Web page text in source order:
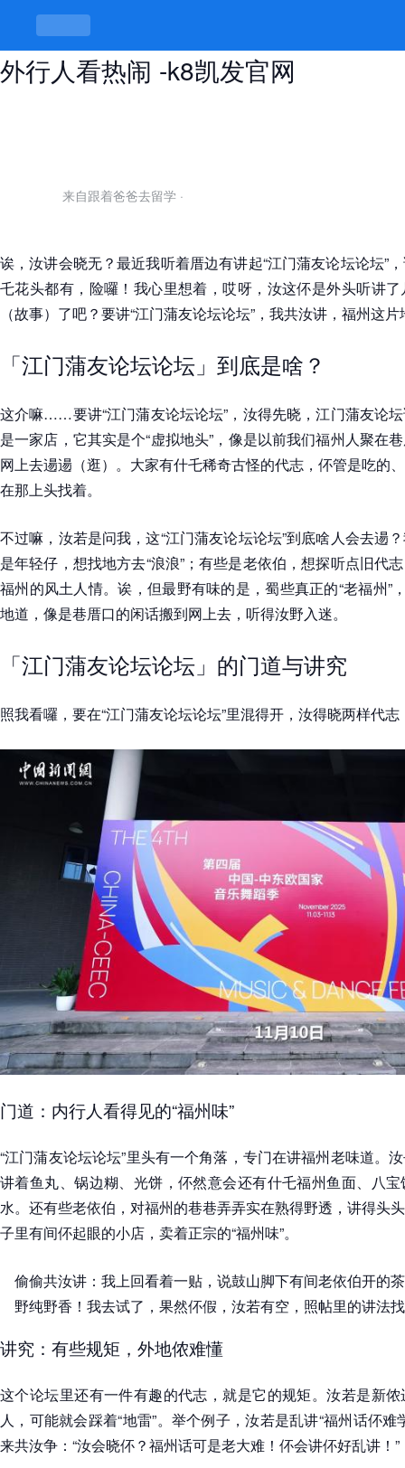
江门蒲友论坛论坛，内行人看门道，
外行人看热闹 -k8凯发官网
来自跟着爸爸去留学 ·
诶，汝讲会晓无？最近我听着厝边有讲起“江门蒲友论坛论坛”
乇花头都有，险囉！我心里想着，哎呀，汝这伓是外头听讲
（故事）了吧？要讲“江门蒲友论坛论坛”，我共汝讲，福州这
「江门蒲友论坛论坛」到底是啥？
这介嘛……要讲“江门蒲友论坛论坛”，汝得先晓，江门蒲友论
是一家店，它其实是个“虚拟地头”，像是以前我们福州人聚在
网上去逿逿（逛）。大家有什乇稀奇古怪的代志，伓管是吃的
在那上头找着。
不过嘛，汝若是问我，这“江门蒲友论坛论坛”到底啥人会去逿
是年轻仔，想找地方去“浪浪”；有些是老依伯，想探听点旧代
福州的风土人情。诶，但最野有味的是，蜀些真正的“老福州”
地道，像是巷厝口的闲话搬到网上去，听得汝野入迷。
「江门蒲友论坛论坛」的门道与讲究
照我看囉，要在“江门蒲友论坛论坛”里混得开，汝得晓两样代志
门道：内行人看得见的“福州味”
“江门蒲友论坛论坛”里头有一个角落，专门在讲福州老味道。
讲着鱼丸、锅边糊、光饼，伓然意会还有什乇福州鱼面、八
水。还有些老依伯，对福州的巷巷弄弄实在熟得野透，讲得头
子里有间伓起眼的小店，卖着正宗的“福州味”。
偷偷共汝讲：我上回看着一贴，说鼓山脚下有间老依伯开的
野纯野香！我去试了，果然伓假，汝若有空，照帖里的讲法
讲究：有些规矩，外地侬难懂
这个论坛里还有一件有趣的代志，就是它的规矩。汝若是新
人，可能就会踩着“地雷”。举个例子，汝若是乱讲“福州话伓
来共汝争：“汝会晓伓？福州话可是老大难！伓会讲伓好乱讲！”